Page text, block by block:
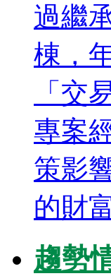
過繼
棟，
「交
專案
策影
的財
趨勢